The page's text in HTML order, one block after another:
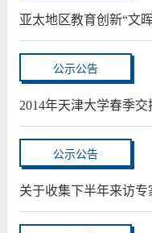
亚太地区教育创新“文
公示公告
2014年天津大学春季
公示公告
关于收集下半年来访专